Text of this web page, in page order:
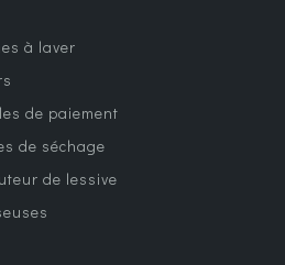
à laver
de paiement
de séchage
de lessive